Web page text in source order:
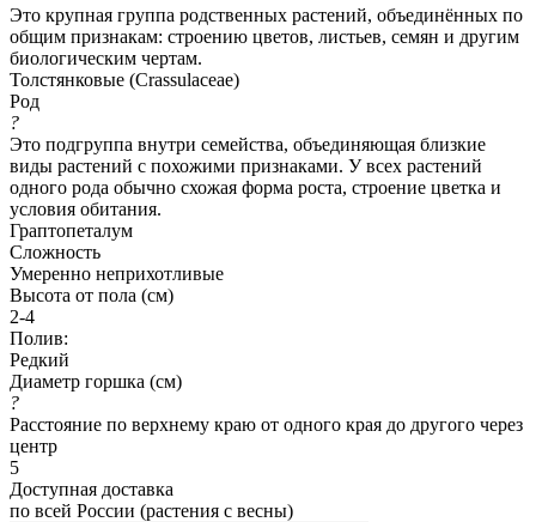
Это крупная группа родственных растений, объединённых по
общим признакам: строению цветов, листьев, семян и другим
биологическим чертам.
Толстянковые (Crassulaceae)
Род
?
Это подгруппа внутри семейства, объединяющая близкие
виды растений с похожими признаками. У всех растений
одного рода обычно схожая форма роста, строение цветка и
условия обитания.
Граптопеталум
Сложность
Умеренно неприхотливые
Высота от пола (см)
2-4
Полив:
Редкий
Диаметр горшка (см)
?
Расстояние по верхнему краю от одного края до другого через
центр
5
Доступная доставка
по всей России (растения с весны)